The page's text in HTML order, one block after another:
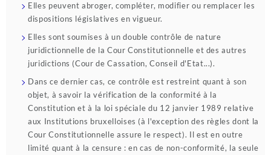
Elles peuvent abroger, compléter, modifier ou remplacer les
dispositions législatives en vigueur.
Elles sont soumises à un double contrôle de nature
juridictionnelle de la Cour Constitutionnelle et des autres
juridictions (Cour de Cassation, Conseil d'Etat...).
Dans ce dernier cas, ce contrôle est restreint quant à son
objet, à savoir la vérification de la conformité à la
Constitution et à la loi spéciale du 12 janvier 1989 relative
aux Institutions bruxelloises (à l'exception des règles dont la
Cour Constitutionnelle assure le respect). Il est en outre
limité quant à la censure : en cas de non-conformité, la seule